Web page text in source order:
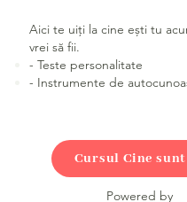
Aici te uiți la cine ești tu
vrei să fii.
- Teste personalitate
- Instrumente de
Cursul Cine sunt
Powered by